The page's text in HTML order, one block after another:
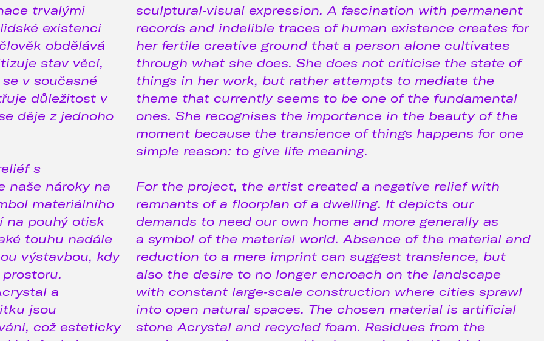
trvalými
existenci
obdělává
stav věcí,
v současné
důležitost v
děje z jednoho
s
naše nároky na
materiálního
na pouhý otisk
touhu nadále
výstavbou, kdy
a
jsou
což esteticky
sculptural‑visual expression. A fascination with permanent
records and indelible traces of human existence creates for
her fertile creative ground that a person alone cultivates
through what she does. She does not criticise the state of
things in her work, but rather attempts to mediate the
theme that currently seems to be one of the fundamental
ones. She recognises the importance in the beauty of the
moment because the transience of things happens for one
simple reason: to give life meaning.
For the project, the artist created a negative relief with
remnants of a floorplan of a dwelling. It depicts our
demands to need our own home and more generally as
a symbol of the material world. Absence of the material and
reduction to a mere imprint can suggest transience, but
also the desire to no longer encroach on the landscape
with constant large‑scale construction where cities sprawl
into open natural spaces. The chosen material is artificial
stone Acrystal and recycled foam. Residues from the